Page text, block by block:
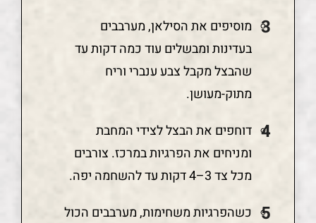
מוסיפים את הסילאן, מערבבים
בעדינות ומבשלים עוד כמה דקות עד
שהבצל מקבל צבע ענברי וריח
מתוק-מעושן.
דוחפים את הבצל לצידי המחבת
ומניחים את הפרגיות במרכז. צורבים
מכל צד 3–4 דקות עד להשחמה יפה.
כשהפרגיות משחימות, מערבבים הכול